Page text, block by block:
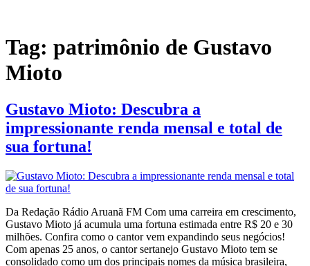
Tag: patrimônio de Gustavo
Mioto
Gustavo Mioto: Descubra a
impressionante renda mensal e total de
sua fortuna!
Da Redação Rádio Aruanã FM Com uma carreira em crescimento,
Gustavo Mioto já acumula uma fortuna estimada entre R$ 20 e 30
milhões. Confira como o cantor vem expandindo seus negócios!
Com apenas 25 anos, o cantor sertanejo Gustavo Mioto tem se
consolidado como um dos principais nomes da música brasileira,